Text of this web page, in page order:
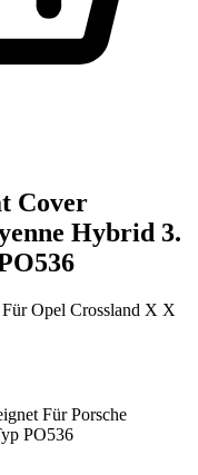
Cover
Hybrid 3.